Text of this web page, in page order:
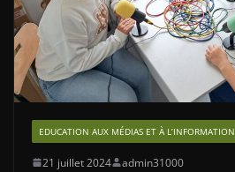
EDUCATION AUX MÉDIAS ET À L’INFORMATION
21 juillet 2024 admin31000